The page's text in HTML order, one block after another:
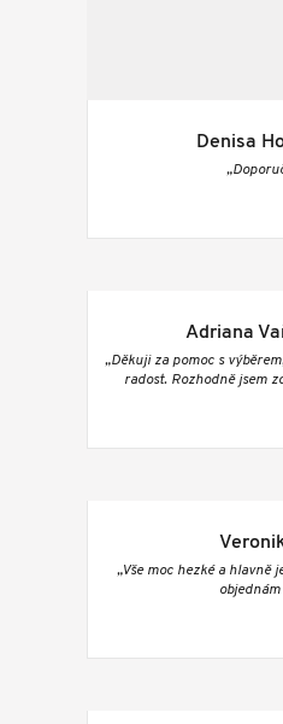
Denisa
Adriana
„Děkuji za pomoc s
radost. Rozhodně jsem
„Vše moc hezké a hlavně
objednám